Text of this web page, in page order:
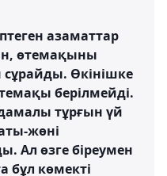
азаматтар
өтемақыны
Өкінішке
берілмейді.
тұрғын үй
жөні
Ал өзге біреумен
бұл көмекті